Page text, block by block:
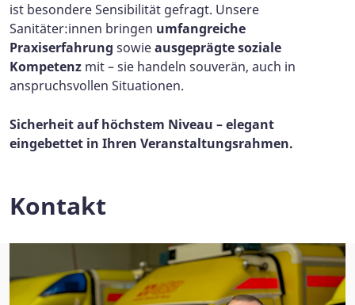
ist besondere Sensibilität gefragt. Unsere
Sanitäter:innen bringen umfangreiche
Praxiserfahrung sowieausgeprägte soziale
Kompetenz mit – sie handeln souverän, auch in
anspruchsvollen Situationen.
Sicherheit auf höchstem Niveau – elegant
eingebettet in Ihren Veranstaltungsrahmen.
Kontakt